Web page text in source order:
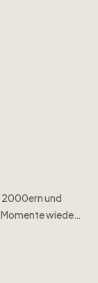
2000ernund
Momentewieder